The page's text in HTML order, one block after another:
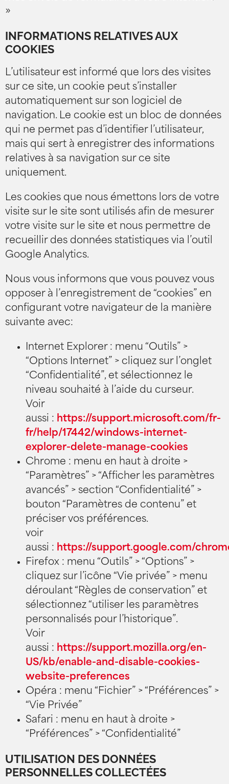
»
INFORMATIONS RELATIVES AUX
COOKIES
L’utilisateur est informé que lors des visites
sur ce site, un cookie peut s’installer
automatiquement sur son logiciel de
navigation. Le cookie est un bloc de données
qui ne permet pas d’identifier l’utilisateur,
mais qui sert à enregistrer des informations
relatives à sa navigation sur ce site
uniquement.
Les cookies que nous émettons lors de votre
visite sur le site sont utilisés afin de mesurer
votre visite sur le site et nous permettre de
recueillir des données statistiques via l’outil
Google Analytics.
Nous vous informons que vous pouvez vous
opposer à l’enregistrement de “cookies” en
configurant votre navigateur de la manière
suivante avec:
Internet Explorer : menu “Outils” >
“Options Internet” > cliquez sur l’onglet
“Confidentialité”, et sélectionnez le
niveau souhaité à l’aide du curseur.
Voir
aussi : https://support.microsoft.com/fr-
fr/help/17442/windows-internet-
explorer-delete-manage-cookies
Chrome : menu en haut à droite >
“Paramètres” > “Afficher les paramètres
avancés” > section “Confidentialité” >
bouton “Paramètres de contenu” et
préciser vos préférences.
voir
aussi : https://support.google.com/
Firefox : menu “Outils” > “Options” >
cliquez sur l’icône “Vie privée” > menu
déroulant “Règles de conservation” et
sélectionnez “utiliser les paramètres
personnalisés pour l’historique”.
Voir
aussi : https://support.mozilla.org/en-
US/kb/enable-and-disable-cookies-
website-preferences
Opéra : menu “Fichier” > “Préférences” >
“Vie Privée”
Safari : menu en haut à droite >
“Préférences” > “Confidentialité”
UTILISATION DES DONNÉES
PERSONNELLES COLLECTÉES